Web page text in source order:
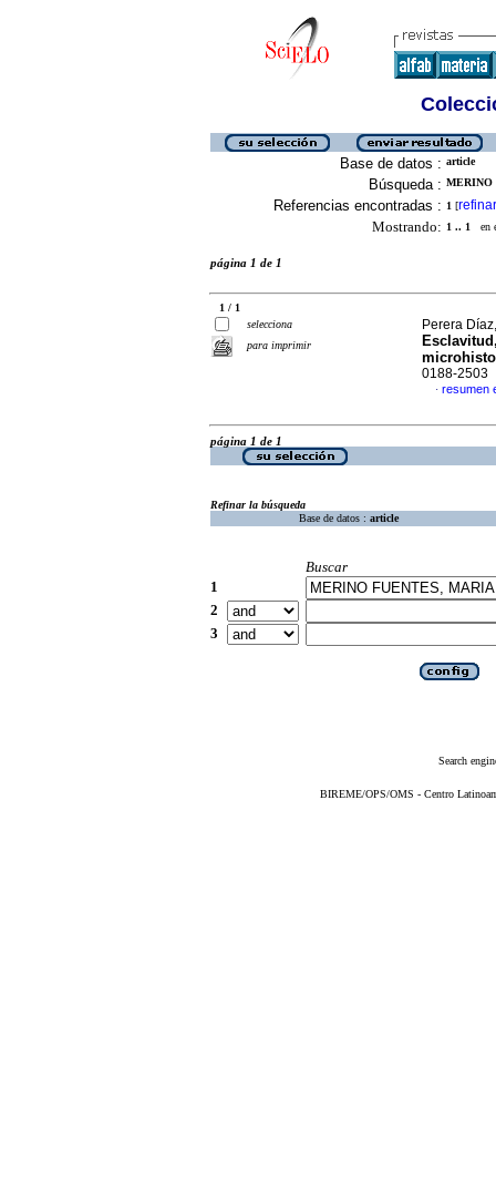
Base de datos : article
Búsqueda : MERINO
Referencias encontradas : 1 [refinar
Mostrando: 1 .. 1 en
página 1 de 1
1 / 1
selecciona
para imprimir
Perera
0188-2503
· resumen
página 1 de 1
Refinar la búsqueda
Base de datos : article
Buscar
1
2
3
Search
BIREME/OPS/OMS - Centro